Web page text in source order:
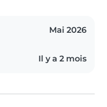
Mai 2026
Il y a 2 mois